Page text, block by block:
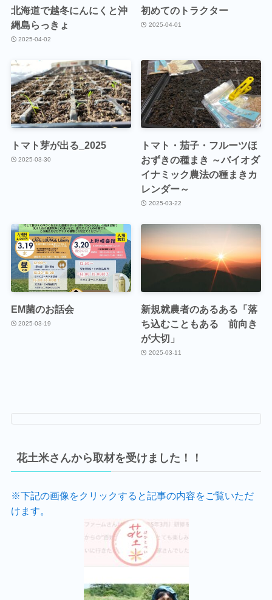
北海道で越冬にんにくと沖
縄島らっきょ
2025-04-02
初めてのトラクター
2025-04-01
トマト芽が出る_2025
2025-03-30
トマト・茄子・フルーツほ
おずきの種まき ～バイオダ
イナミック農法の種まきカ
レンダー～
2025-03-22
EM菌のお話会
2025-03-19
新規就農者のあるある「落
ち込むこともある 前向き
が大切」
2025-03-11
花土米さんから取材を受けました！！
※下記の画像をクリックすると記事の内容をご覧いただ
けます。